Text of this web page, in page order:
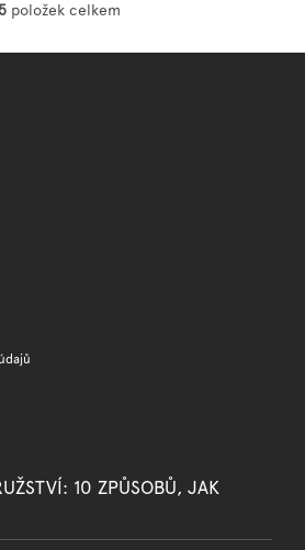
O
l
5 položek celkem
10 ZPŮSOBŮ, JAK